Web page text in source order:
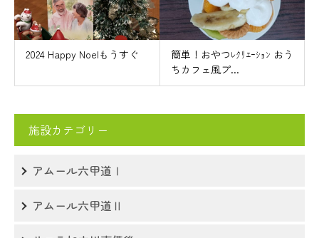
2024 Happy Noelもうすぐ
簡単！おやつﾚｸﾘｴｰｼｮﾝ おう
ちカフェ風プ...
施設カテゴリー
アムール六甲道Ⅰ
アムール六甲道Ⅱ